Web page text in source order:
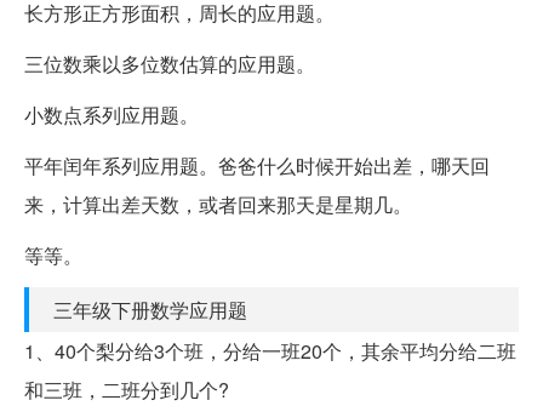
长方形正方形面积，周长的应用题。
三位数乘以多位数估算的应用题。
小数点系列应用题。
平年闰年系列应用题。爸爸什么时候开始出差，哪天回
来，计算出差天数，或者回来那天是星期几。
等等。
三年级下册数学应用题
1、40个梨分给3个班，分给一班20个，其余平均分给二班
和三班，二班分到几个?